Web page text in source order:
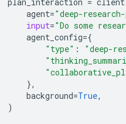
agent="deep-
input="Do some
agent_config={
"type" : "deep-
},
background=True,
)